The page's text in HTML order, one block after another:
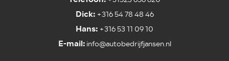
Dick:+316 54 78 48 46
Hans: +316 53 11 09 10
E-mail:info@autobedrijfjansen.nl